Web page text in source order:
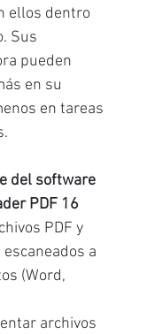
ellos dentro
Sus
pueden
en su
en tareas
del software
PDF 16
PDF y
a
(Word,
archivos